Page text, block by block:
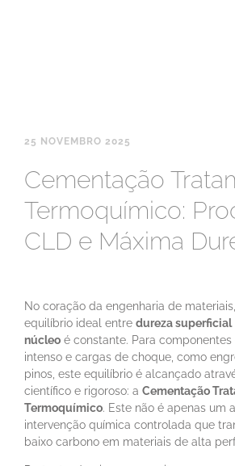
25 NOVEMBRO 2025
Cementação
Termoquímico:
CLD e Máxima
No coração da engenharia de
equilíbrio ideal entre dureza superficial
núcleo é constante. Para
intenso e cargas de choque, como
pinos, este equilíbrio é alcançado
científico e rigoroso: a Cementação
Termoquímico. Este não é apenas um
intervenção química controlada que
baixo carbono em materiais de alta